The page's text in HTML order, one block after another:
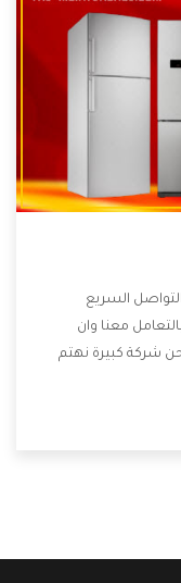
السريع
معنا وان
شركة كبيرة نهتم
تكون من أهم